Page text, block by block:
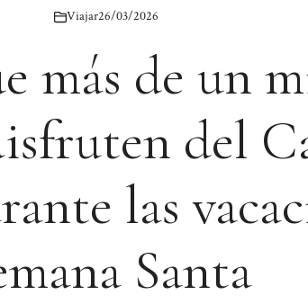
Viajar26/03/2026
más de un
del
las
Santa